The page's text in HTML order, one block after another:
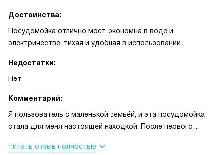
Достоинства:
Посудомойка отлично моет, экономна в воде и
электричестве, тихая и удобная в использовании.
Недостатки:
Нет
Комментарий:
Я пользователь с маленькой семьёй, и эта посудомойка
стала для меня настоящей находкой. После первого
сухая, причём без лишних усилий с моей стороны. Мне
Читать отзыв полностью